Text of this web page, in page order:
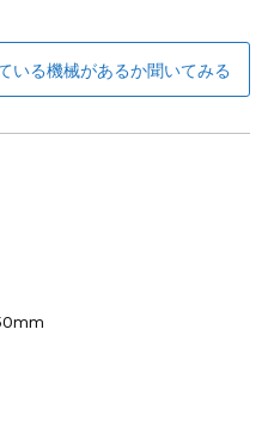
いる機械があるか聞いてみる